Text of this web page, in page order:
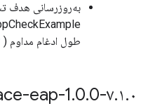
به‌روزرسانی هدف
طول ادغام مداوم (
۷.۱.۰-face-eap-1 .0.0